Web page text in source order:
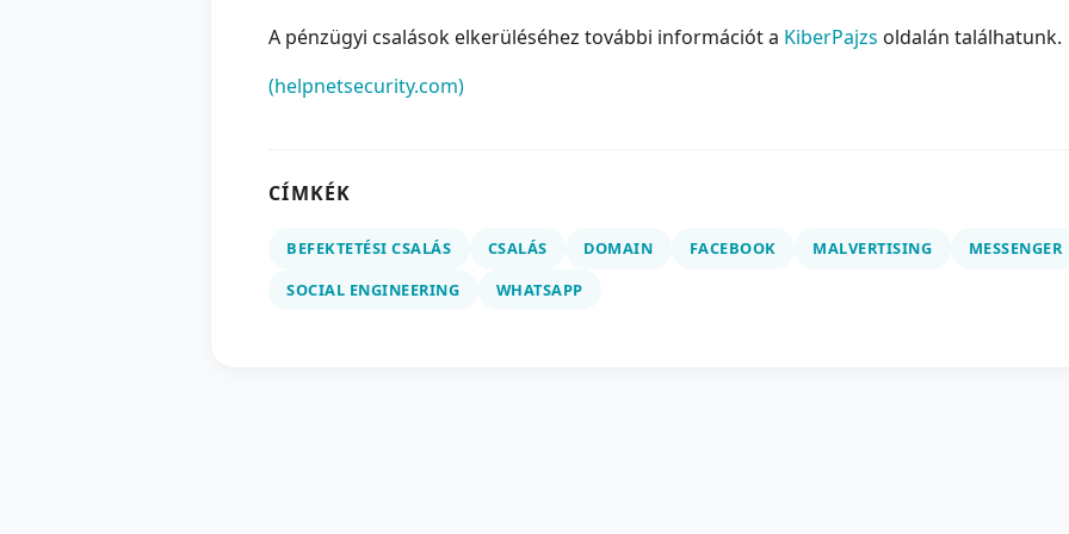
A pénzügyi csalások elkerüléséhez további információt a KiberPajzs oldalán találhatunk.
(helpnetsecurity.com)
CÍMKÉK
BEFEKTETÉSI CSALÁS CSALÁS DOMAIN FACEBOOK MALVERTISING
MESSENGER
SOCIAL ENGINEERING
WHATSAPP